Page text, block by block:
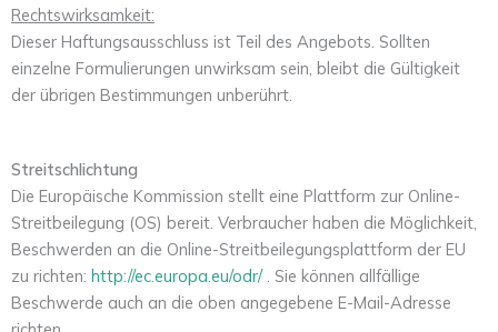
Rechtswirksamkeit:
Dieser Haftungsausschluss ist Teil des Angebots. Sollten
einzelne Formulierungen unwirksam sein, bleibt die Gültigkeit
der übrigen Bestimmungen unberührt.
Streitschlichtung
Die Europäische Kommission stellt eine Plattform zur Online-
Streitbeilegung (OS) bereit. Verbraucher haben die Möglichkeit,
Beschwerden an die Online-Streitbeilegungsplattform der EU
zu richten: http://ec.europa.eu/odr/. Sie können allfällige
Beschwerde auch an die oben angegebene E-Mail-Adresse